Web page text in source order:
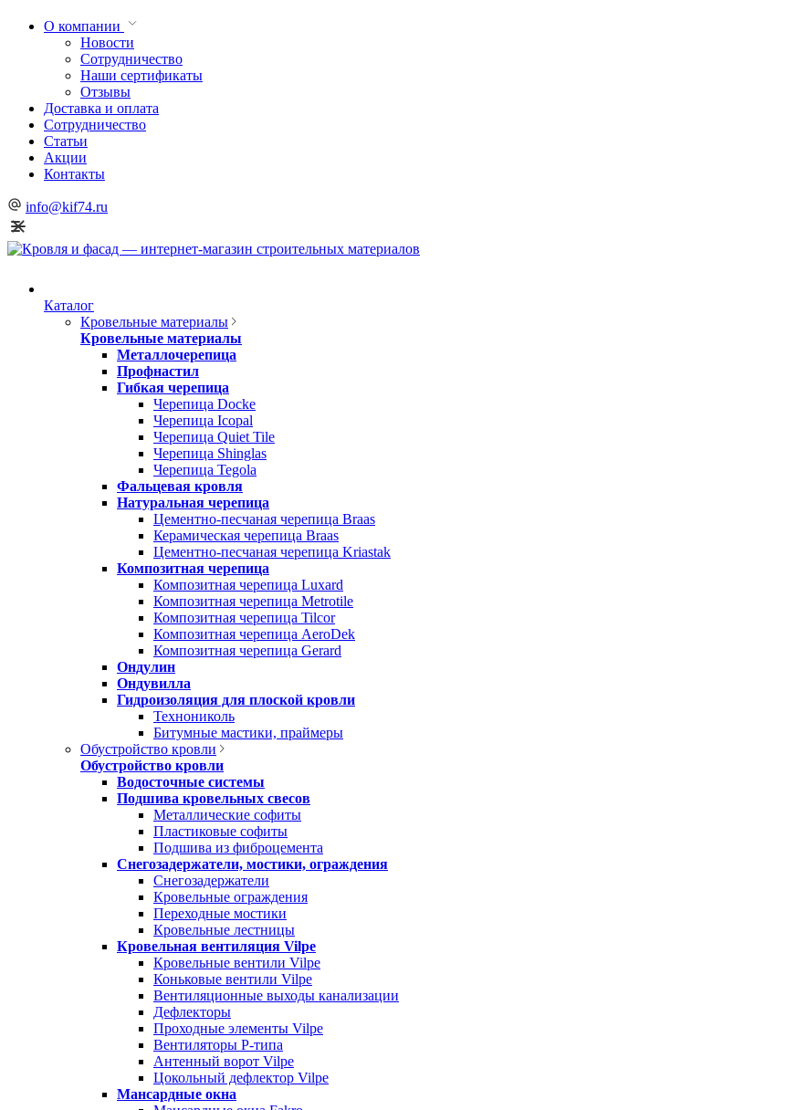
О компании
Новости
Сотрудничество
Наши сертификаты
Отзывы
Доставка и оплата
Сотрудничество
Статьи
Акции
Контакты
info@kif74.ru
Каталог
Кровельные материалы
Кровельные материалы
Металлочерепица
Профнастил
Гибкая черепица
Черепица Docke
Черепица Icopal
Черепица Quiet Tile
Черепица Shinglas
Черепица Tegola
Фальцевая кровля
Натуральная черепица
Цементно-песчаная черепица Braas
Керамическая черепица Braas
Цементно-песчаная черепица Kriastak
Композитная черепица
Композитная черепица Luxard
Композитная черепица Metrotile
Композитная черепица Tilcor
Композитная черепица AeroDek
Композитная черепица Gerard
Ондулин
Ондувилла
Гидроизоляция для плоской кровли
Технониколь
Битумные мастики, праймеры
Обустройство кровли
Обустройство кровли
Водосточные системы
Подшива кровельных свесов
Металлические софиты
Пластиковые софиты
Подшива из фиброцемента
Снегозадержатели, мостики, ограждения
Снегозадержатели
Кровельные ограждения
Переходные мостики
Кровельные лестницы
Кровельная вентиляция Vilpe
Кровельные вентили Vilpe
Коньковые вентили Vilpe
Вентиляционные выходы канализации
Дефлекторы
Проходные элементы Vilpe
Вентиляторы P-типа
Антенный ворот Vilpe
Цокольный дефлектор Vilpe
Мансардные окна